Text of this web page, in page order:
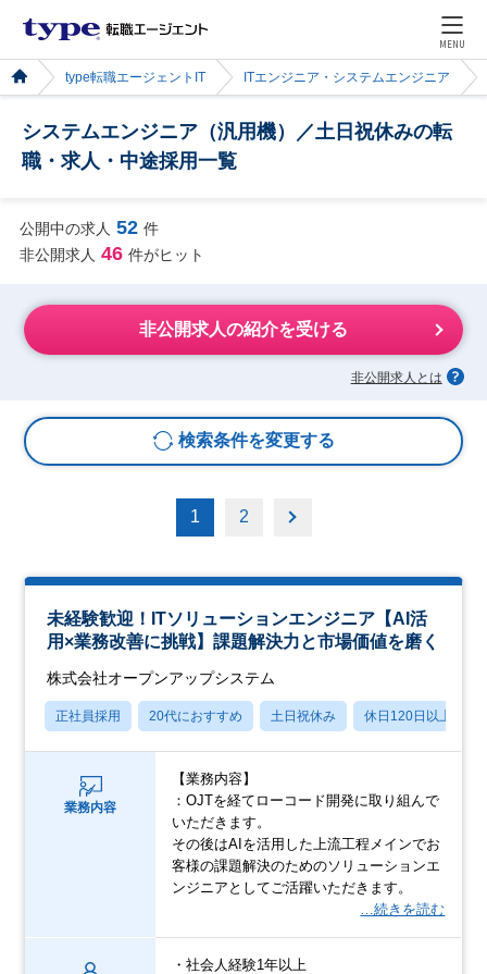
MENU
type転職エージェントIT ITエンジニア・システムエンジニア
システムエンジニア（汎用機）／土日祝休みの転
職・求人・中途採用一覧
公開中の求人 52 件
非公開求人 46 件がヒット
非公開求人の紹介を受ける
非公開求人とは
検索条件を変更する
1 2
未経験歓迎！ITソリューションエンジニア【AI活
用×業務改善に挑戦】課題解決力と市場価値を磨く
株式会社オープンアップシステム
正社員採用 20代におすすめ 土日祝休み 休日120日以上
業務内容
【業務内容】
：OJTを経てローコード開発に取り組んで
いただきます。
その後はAIを活用した上流工程メインでお
客様の課題解決のためのソリューションエ
ンジニアとしてご活躍いただきます。
…続きを読む
・社会人経験1年以上